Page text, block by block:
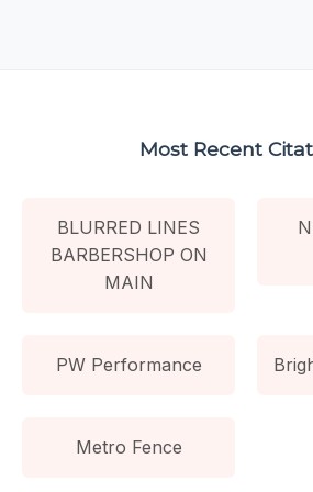
Most Recent
BLURRED LINES
BARBERSHOP ON
MAIN
PW Performance
Metro Fence